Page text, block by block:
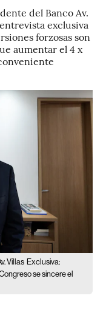
del Banco Av.
exclusiva
forzosas son
aumentar el 4 x
Villas Exclusiva:
se sincere el